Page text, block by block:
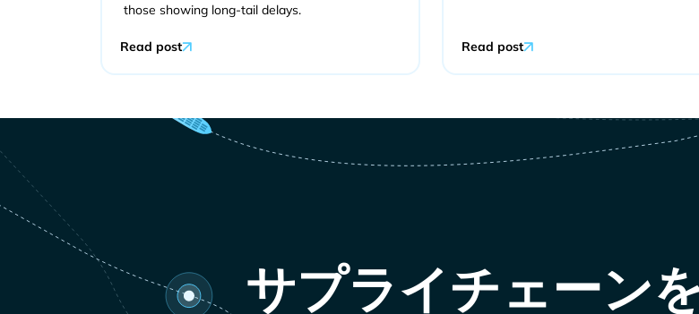
those showing long-tail delays.
Read post Read post
サプライチェーン